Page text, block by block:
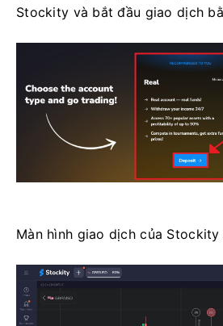
Stockity và bắt đầu giao dịch
Màn hình giao dịch của Stockity